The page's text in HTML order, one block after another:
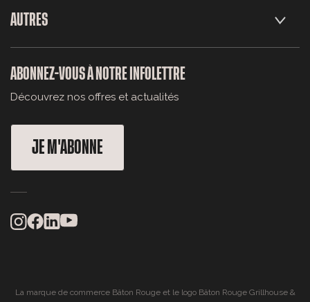
AUTRES
ABONNEZ-VOUS À NOTRE INFOLETTRE
Découvrez nos offres et actualités
JE M'ABONNE
La marque de commerce Bâton Rouge et le logo Bâton Rouge Grillhouse &